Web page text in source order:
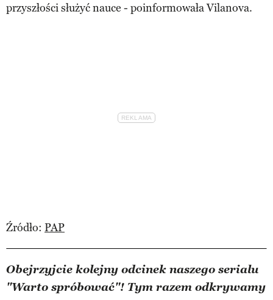
przyszłości służyć nauce - poinformowała Vilanova.
Źródło: PAP
Obejrzyjcie kolejny odcinek naszego serialu
"Warto spróbować"! Tym razem odkrywamy